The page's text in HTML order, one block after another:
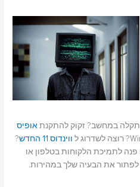
תקלה במחשב? זקוק להתקנתאופיס
ווינדוס 11 החדש
?
פנה לתמיכת הלקוחות בטלפון או
את הבעיה שלך במהירות.